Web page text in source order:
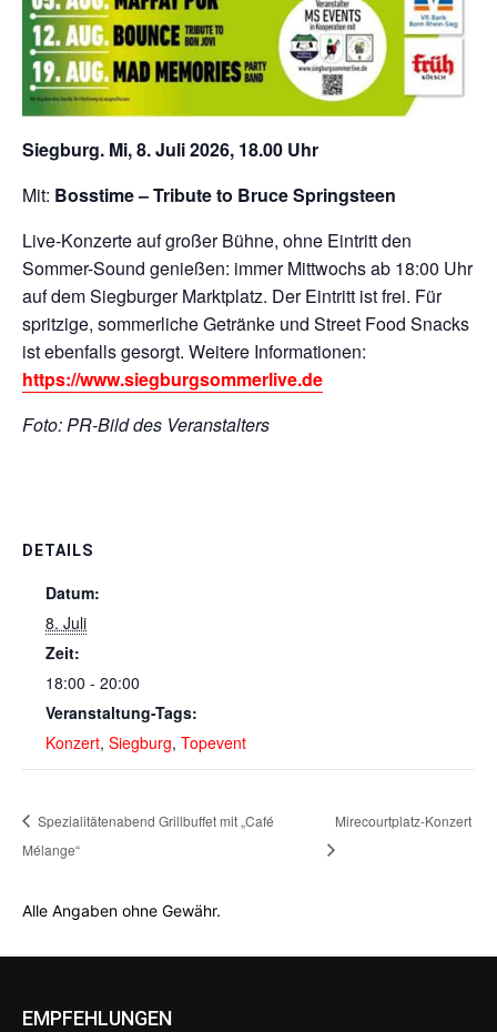
Siegburg. Mi, 8. Juli 2026, 18.00 Uhr
Mit: Bosstime – Tribute to Bruce Springsteen
Live-Konzerte auf großer Bühne, ohne Eintritt den
Sommer-Sound genießen: immer Mittwochs ab 18:00 Uhr
auf dem Siegburger Marktplatz. Der Eintritt ist frei. Für
spritzige, sommerliche Getränke und Street Food Snacks
ist ebenfalls gesorgt. Weitere Informationen:
https://www.siegburgsommerlive.de
Foto: PR-Bild des Veranstalters
DETAILS
Datum:
8. Juli
Zeit:
18:00 - 20:00
Veranstaltung-Tags:
Konzert, Siegburg, Topevent
Spezialitätenabend Grillbuffet mit „Café
Mélange“
Mirecourtplatz-Konzert
Alle Angaben ohne Gewähr.
EMPFEHLUNGEN